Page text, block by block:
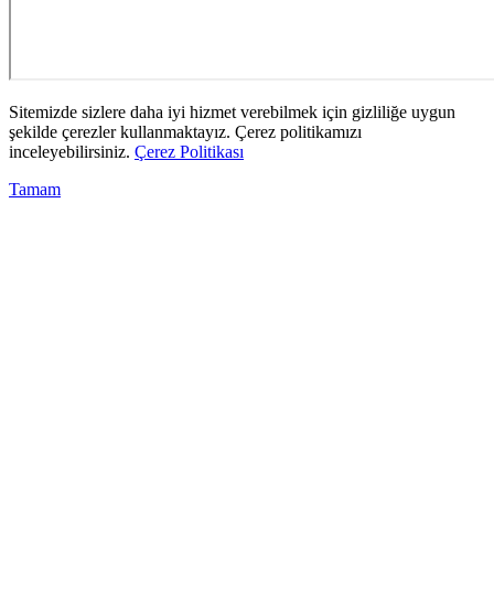
Sitemizde sizlere daha iyi hizmet verebilmek için gizliliğe uygun
şekilde çerezler kullanmaktayız. Çerez politikamızı
inceleyebilirsiniz. Çerez Politikası
Tamam